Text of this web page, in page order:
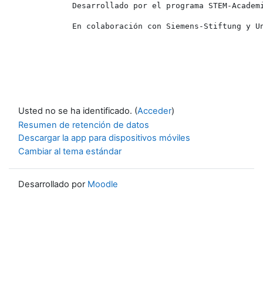
Desarrollado por el programa STEM-
En colaboración con Siemens-Stiftung y
Usted no se ha identificado. (Acceder)
Resumen de retención de datos
Descargar la app para dispositivos móviles
Cambiar al tema estándar
Desarrollado por Moodle